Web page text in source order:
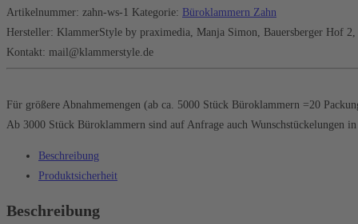
Artikelnummer: zahn-ws-1 Kategorie: Büroklammern Zahn
Hersteller: KlammerStyle by praximedia, Manja Simon, Bauersberger Hof 2,
Kontakt: mail@klammerstyle.de
Für größere Abnahmemengen (ab ca. 5000 Stück Büroklammern =20
Ab 3000 Stück Büroklammern sind auf Anfrage auch Wunschstückelungen
Beschreibung
Produktsicherheit
Beschreibung